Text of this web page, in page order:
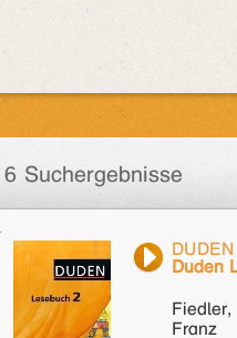
6 Suchergebnisse
Duden
Fiedler,
Franz